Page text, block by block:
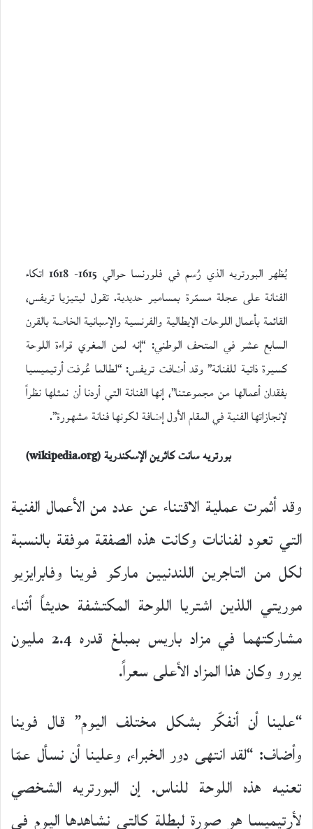
يُظهر البورتريه الذي رُسم في فلورنسا حوالي 1615- 1618 اتكاء
الفنانة على عجلة مسمّرة بمسامير حديدية. تقول ليتيزيا تريفس،
القائمة بأعمال اللوحات الإيطالية والفرنسية والإسبانية الخاصة بالقرن
السابع عشر في المتحف الوطني: “إنه لمن المغري قراءة اللوحة
كسيرة ذاتية للفنانة” وقد أضافت تريفس: “لطالما عُرفت أرتيميسيا
بفقدان أعمالها من مجموعتنا”، إنها الفنانة التي أردنا أن نمثلها نظراً
لإنجازاتها الفنية في المقام الأول إضافة لكونها فنانة مشهورة”.
بورتريه سانت كاثرين الإسكندرية (wikipedia.org)
وقد أثمرت عملية الاقتناء عن عدد من الأعمال الفنية
التي تعود لفنانات وكانت هذه الصفقة موفقة بالنسبة
لكل من التاجرين اللندنيين ماركو فوينا وفابرايزيو
موريتي اللذين اشتريا اللوحة المكتشفة حديثاً أثناء
مشاركتهما في مزاد باريس بمبلغ قدره 2.4 مليون
يورو وكان هذا المزاد الأعلى سعراً.
“علينا أن أنفكّر بشكل مختلف اليوم” قال فوينا
وأضاف: “لقد انتهى دور الخبراء، وعلينا أن نسأل عمّا
تعنيه هذه اللوحة للناس. إن البورتريه الشخصي
لأرتيميسا هو صورة لبطلة كالتي نشاهدها اليوم في